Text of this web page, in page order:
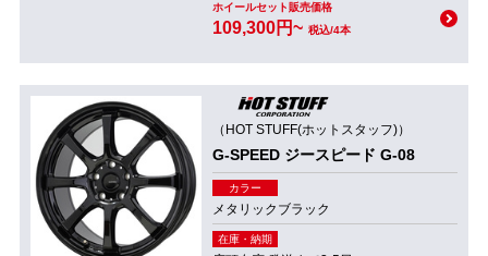
ホイールセット販売価格
109,300円~ 税込/4本
（HOT STUFF(ホットスタッフ)）
G-SPEED ジースピード G-08
カラー
メタリックブラック
在庫・納期